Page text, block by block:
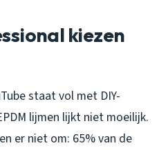
kiezen
staat vol met DIY-
lijmen lijkt niet moeilijk.
er niet om: 65% van de